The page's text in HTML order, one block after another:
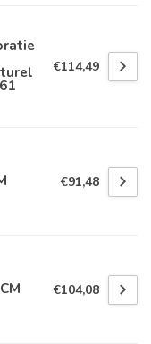
€114,49
€91,48
€104,08